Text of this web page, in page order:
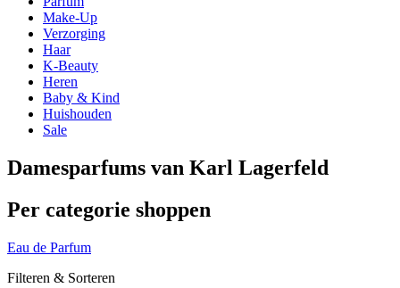
Make-Up
Verzorging
Haar
K-Beauty
Heren
Baby & Kind
Huishouden
Sale
Damesparfums van Karl Lagerfeld
Per categorie shoppen
Eau de Parfum
Filteren & Sorteren